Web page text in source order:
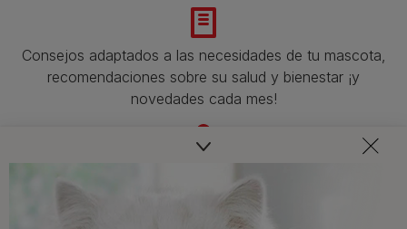
Consejos adaptados a las necesidades de tu mascota,
recomendaciones sobre su salud y bienestar ¡y
novedades cada mes!
para resolver todas tus dudas.​